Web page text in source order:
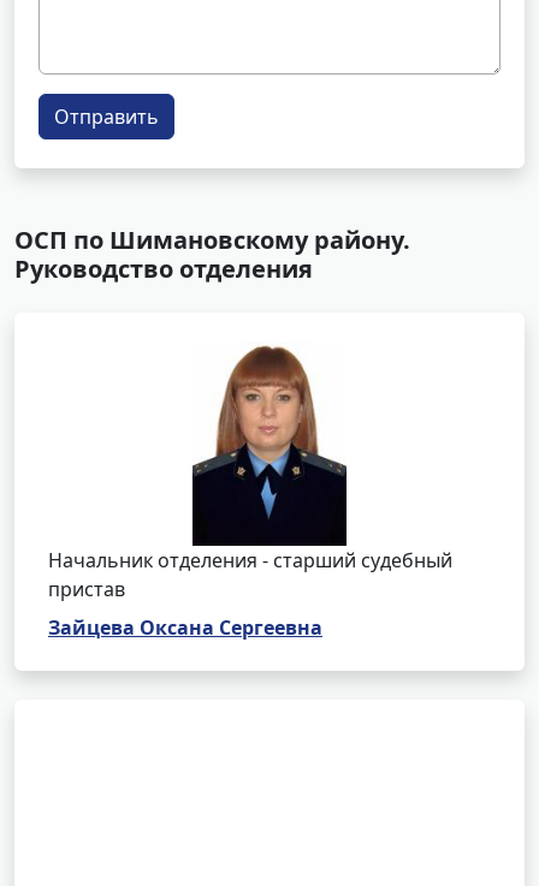
Отправить
ОСП по Шимановскому району.
Руководство отделения
Начальник отделения - старший судебный
пристав
Зайцева Оксана Сергеевна